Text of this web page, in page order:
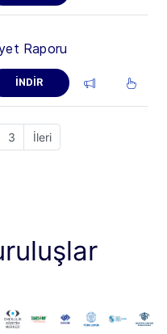
Raporu
İNDİR
3 İleri